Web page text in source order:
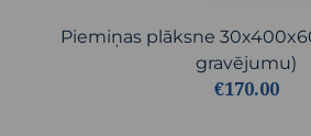
Piemiņas plāksne
gravējumu)
€170.00